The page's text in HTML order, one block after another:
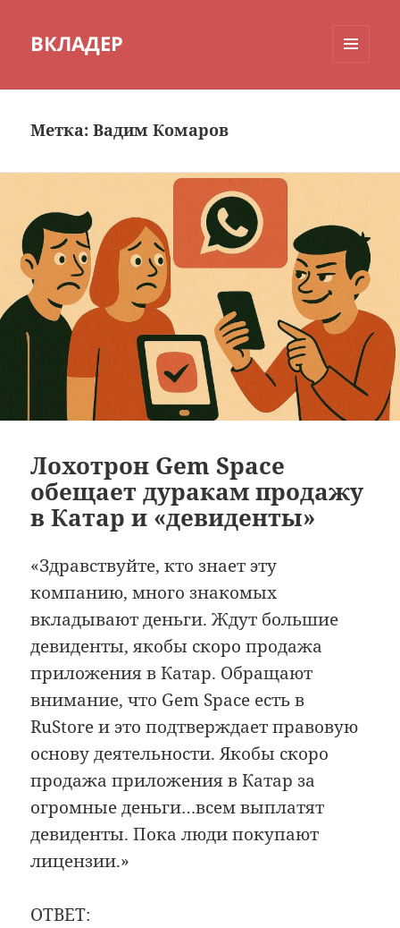
ВКЛАДЕР
Метка:Вадим Комаров
Лохотрон Gem Space
обещает дуракам продажу
в Катар и «девиденты»
«Здравствуйте, кто знает эту
компанию, много знакомых
вкладывают деньги. Ждут большие
девиденты, якобы скоро продажа
приложения в Катар. Обращают
внимание, что Gem Space есть в
RuStore и это подтверждает правовую
основу деятельности. Якобы скоро
продажа приложения в Катар за
огромные деньги…всем выплатят
девиденты. Пока люди покупают
лицензии.»
ОТВЕТ: